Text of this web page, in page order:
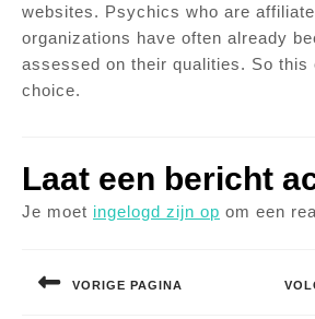
websites. Psychics who are
organizations have often already
assessed on their qualities. So this
choice.
Laat een bericht
Je moet ingelogd zijn op om een
navigatie
VORIGE PAGINA